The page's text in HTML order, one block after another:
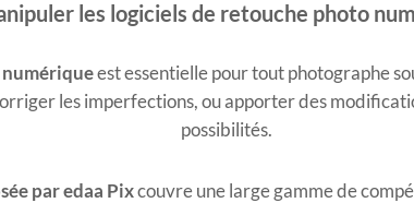
les logiciels de retouche photo
est essentielle pour tout photographe
les imperfections, ou apporter des
possibilités.
par edaa Pixcouvre une large gamme de